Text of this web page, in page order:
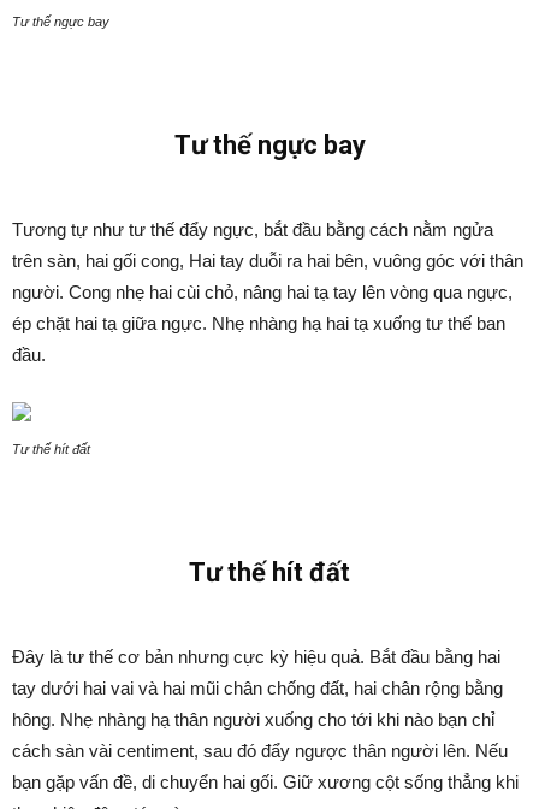
Tư thế ngực bay
Tư thế ngực bay
Tương tự như tư thế đẩy ngực, bắt đầu bằng cách nằm ngửa
trên sàn, hai gối cong, Hai tay duỗi ra hai bên, vuông góc với thân
người. Cong nhẹ hai cùi chỏ, nâng hai tạ tay lên vòng qua ngực,
ép chặt hai tạ giữa ngực. Nhẹ nhàng hạ hai tạ xuống tư thế ban
đầu.
Tư thế hít đất
Tư thế hít đất
Đây là tư thế cơ bản nhưng cực kỳ hiệu quả. Bắt đầu bằng hai
tay dưới hai vai và hai mũi chân chống đất, hai chân rộng bằng
hông. Nhẹ nhàng hạ thân người xuống cho tới khi nào bạn chỉ
cách sàn vài centiment, sau đó đẩy ngược thân người lên. Nếu
bạn gặp vấn đề, di chuyển hai gối. Giữ xương cột sống thẳng khi